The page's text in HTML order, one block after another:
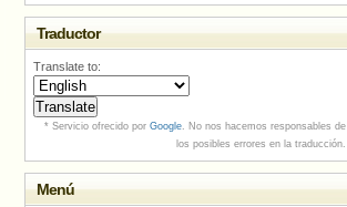
Traductor
Translate to:
* Servicio ofrecido por Google. No nos hacemos responsables de
los posibles errores en la traducción.
Menú